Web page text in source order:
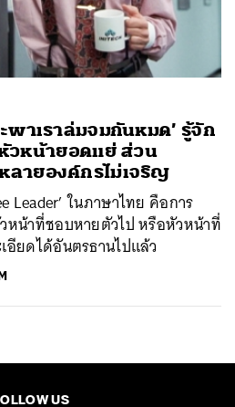
พาเราล่มจมกันหมด’ รู้จัก
วหน้ายอดแย่ ส่วน
ายองค์กรไม่เจริญ
Leader’ ในภาษาไทย คือการ
น้าที่ชอบหายตัวไป หรือหัวหน้าที่
ยดได้อันตรธานไปแล้ว
US
LINE EMAIL